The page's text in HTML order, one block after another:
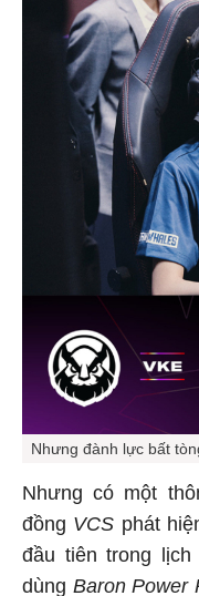
Nhưng đành lực bất
Nhưng có một
đồng VCS phát
đầu tiên trong
dùng Baron Power